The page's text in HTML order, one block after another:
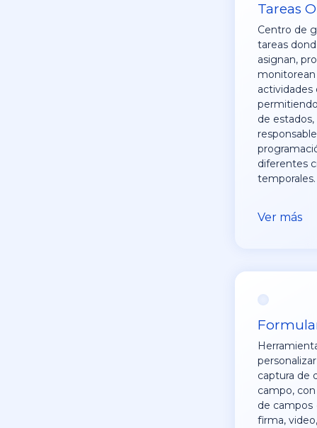
Tareas
Centro de
tareas
asignan,
monitorean
actividades
de
diferentes
temporales.
Ver más
captura de
campo,
de campos
firma,